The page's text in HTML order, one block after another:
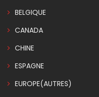
BELGIQUE
CANADA
CHINE
ESPAGNE
EUROPE(AUTRES)